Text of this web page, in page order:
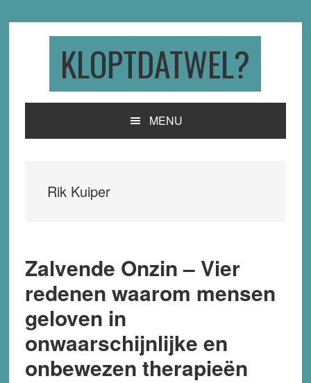
KLOPTDATWEL?
MENU
Rik Kuiper
Zalvende Onzin – Vier
redenen waarom mensen
geloven in
onwaarschijnlijke en
onbewezen therapieën